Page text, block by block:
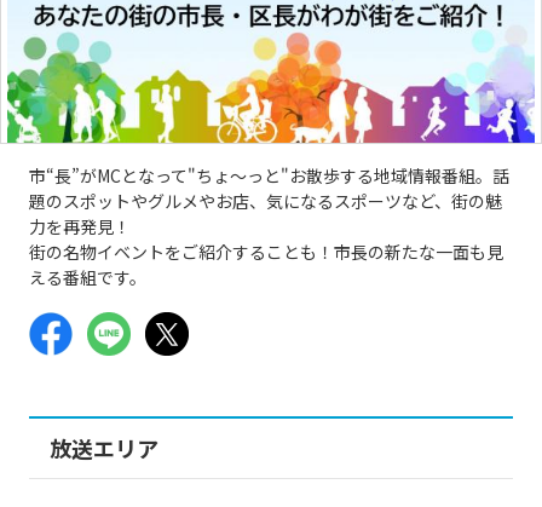
市“長”がMCとなって"ちょ～っと"お散歩する地域情報番組。話
題のスポットやグルメやお店、気になるスポーツなど、街の魅
力を再発見！
街の名物イベントをご紹介することも！市長の新たな一面も見
える番組です。
放送エリア